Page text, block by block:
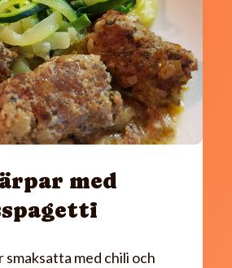
med
smaksatta med chili och